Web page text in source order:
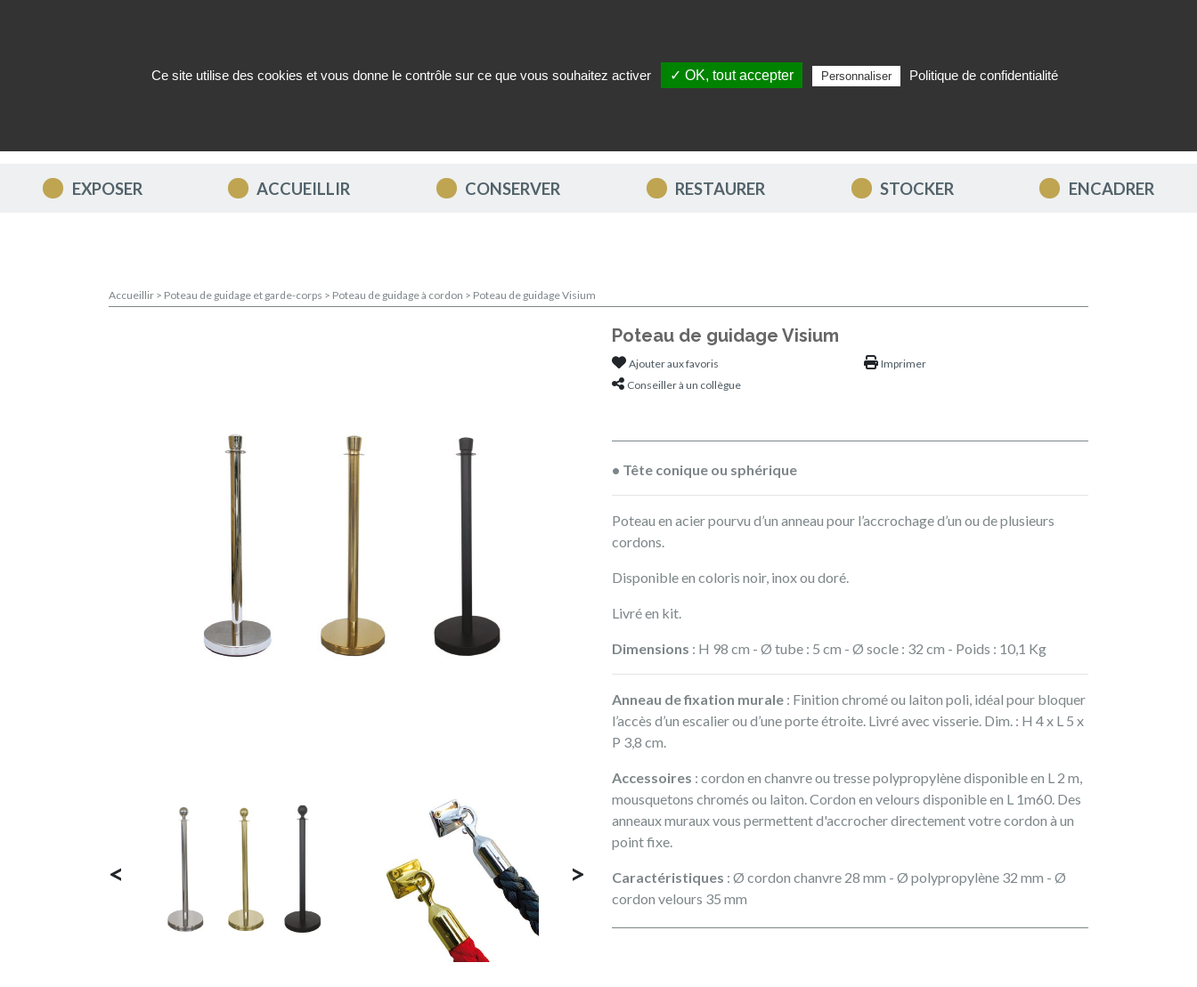
EXPOSER ACCUEILLIR CONSERVER RESTAURER STOCKER ENCADRER
Accueillir > Poteau de guidage et garde-corps > Poteau de guidage à cordon > Poteau de guidage Visium
< >
Poteau de guidage Visium
Ajouter aux favoris
Conseiller à un collègue
Imprimer
• Tête conique ou sphérique
Poteau en acier pourvu d’un anneau pour l’accrochage d’un ou de plusieurs
cordons.
Disponible en coloris noir, inox ou doré.
Livré en kit.
Dimensions : H 98 cm - Ø tube : 5 cm - Ø socle : 32 cm - Poids : 10,1 Kg
Anneau de fixation murale : Finition chromé ou laiton poli, idéal pour bloquer
l’accès d’un escalier ou d’une porte étroite. Livré avec visserie. Dim. : H 4 x L 5 x
P 3,8 cm.
Accessoires : cordon en chanvre ou tresse polypropylène disponible en L 2 m,
mousquetons chromés ou laiton. Cordon en velours disponible en L 1m60. Des
anneaux muraux vous permettent d'accrocher directement votre cordon à un
point fixe.
Caractéristiques : Ø cordon chanvre 28 mm - Ø polypropylène 32 mm - Ø
cordon velours 35 mm
Ce site utilise des cookies et vous donne le contrôle sur ce que vous souhaitez activer ✓ OK, tout accepter Personnaliser Politique de confidentialité